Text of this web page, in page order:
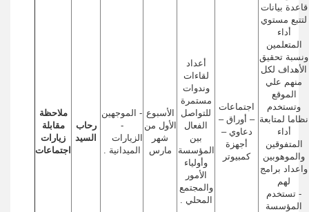
قاعدة بيانات
لتتبع مستوي
أداء
المتعلمين
ونسبة تحقيق
الأهداف لكل
منهم علي
الموقع
وتستخدم
نظاما لمتابعة
أداء
المتفوقين
والموهوبين
واعداد برامج
لهم
- تستخدم
المؤسسة
اجتماعات
– أوراق –
دعاوي –
أجهزة
كمبيوتر
أعداد
لقاءات
وندوات
مستمرة
للتواصل
الفعال
بين
المؤسسة
وأولياء
الأمور
والمجتمع
المحلي .
الأسبوع
الأول من
شهر
مارس
- الموجهين
-
الزيارات
الميدانية .
رحاب
السيد
ملاحظة
مقابلة
زيارات
اجتماعات